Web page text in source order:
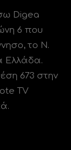
Digea
6 που
το N.
Ελλάδα.
673 στην
TV